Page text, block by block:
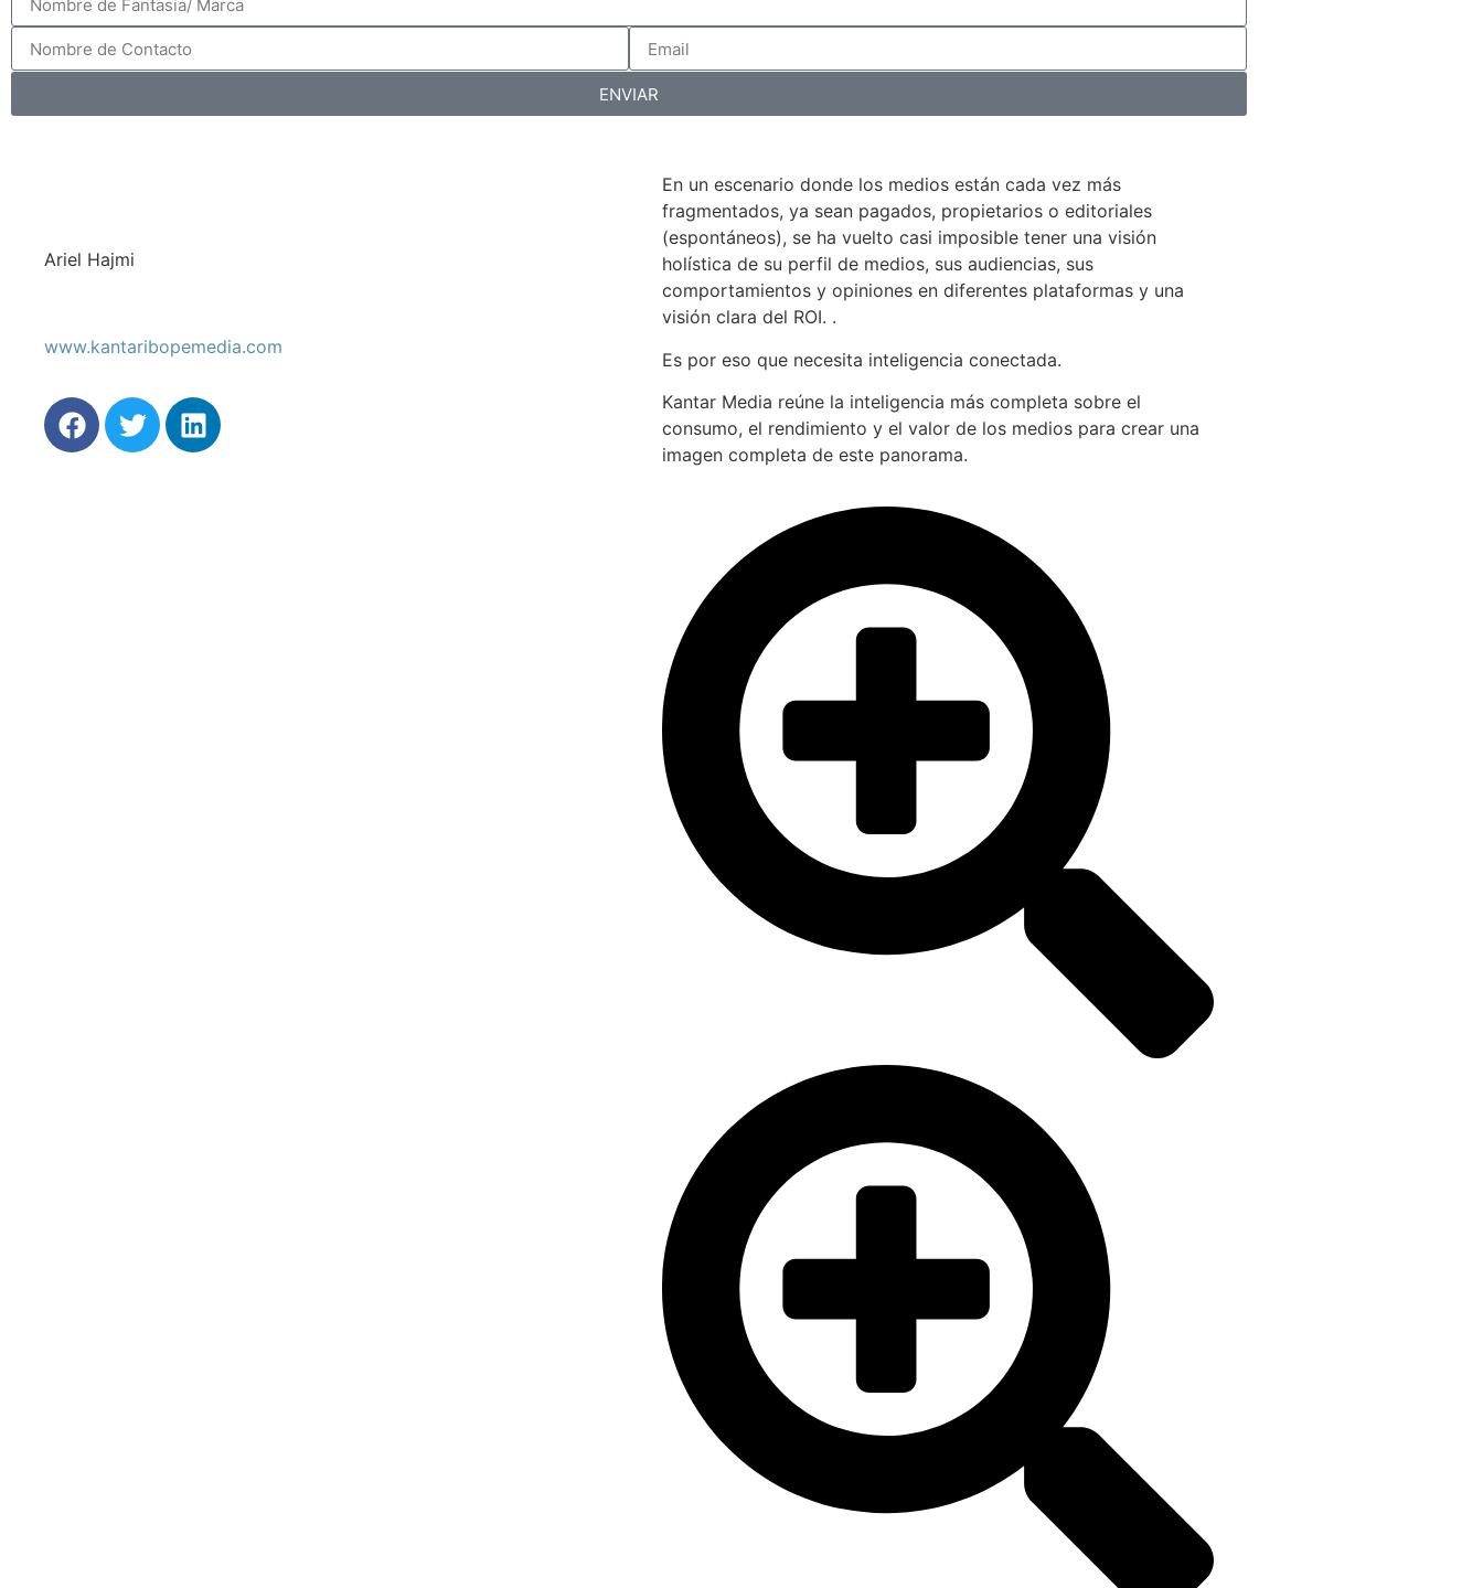
ENVIAR
Ariel Hajmi
www.kantaribopemedia.com
En un escenario donde los medios están cada vez más
fragmentados, ya sean pagados, propietarios o editoriales
(espontáneos), se ha vuelto casi imposible tener una visión
holística de su perfil de medios, sus audiencias, sus
comportamientos y opiniones en diferentes plataformas y una
visión clara del ROI. .
Es por eso que necesita inteligencia conectada.
Kantar Media reúne la inteligencia más completa sobre el
consumo, el rendimiento y el valor de los medios para crear una
imagen completa de este panorama.